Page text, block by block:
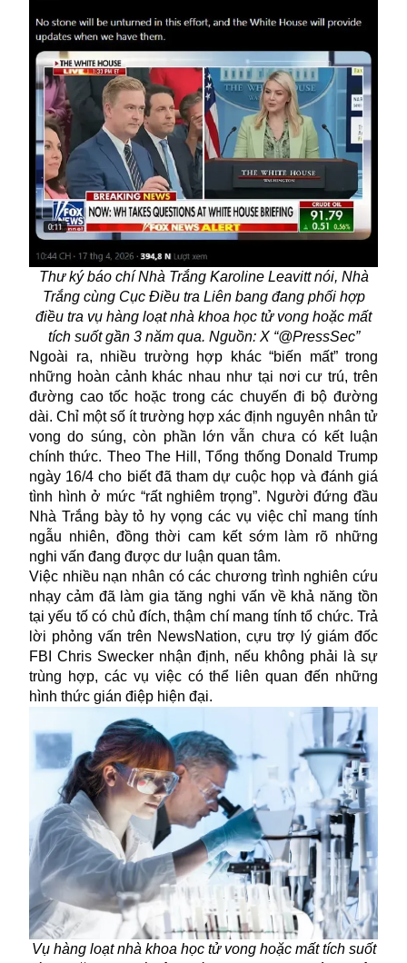
Thư ký báo chí Nhà Trắng Karoline Leavitt nói, Nhà
Trắng cùng Cục Điều tra Liên bang đang phối hợp
điều tra vụ hàng loạt nhà khoa học tử vong hoặc mất
tích suốt gần 3 năm qua. Nguồn: X “@PressSec”
Ngoài ra, nhiều trường hợp khác “biến mất” trong
những hoàn cảnh khác nhau như tại nơi cư trú, trên
đường cao tốc hoặc trong các chuyến đi bộ đường
dài. Chỉ một số ít trường hợp xác định nguyên nhân tử
vong do súng, còn phần lớn vẫn chưa có kết luận
chính thức. Theo The Hill, Tổng thống Donald Trump
ngày 16/4 cho biết đã tham dự cuộc họp và đánh giá
tình hình ở mức “rất nghiêm trọng”. Người đứng đầu
Nhà Trắng bày tỏ hy vọng các vụ việc chỉ mang tính
ngẫu nhiên, đồng thời cam kết sớm làm rõ những
nghi vấn đang được dư luận quan tâm.
Việc nhiều nạn nhân có các chương trình nghiên cứu
nhạy cảm đã làm gia tăng nghi vấn về khả năng tồn
tại yếu tố có chủ đích, thậm chí mang tính tổ chức. Trả
lời phỏng vấn trên NewsNation, cựu trợ lý giám đốc
FBI Chris Swecker nhận định, nếu không phải là sự
trùng hợp, các vụ việc có thể liên quan đến những
hình thức gián điệp hiện đại.
Vụ hàng loạt nhà khoa học tử vong hoặc mất tích suốt